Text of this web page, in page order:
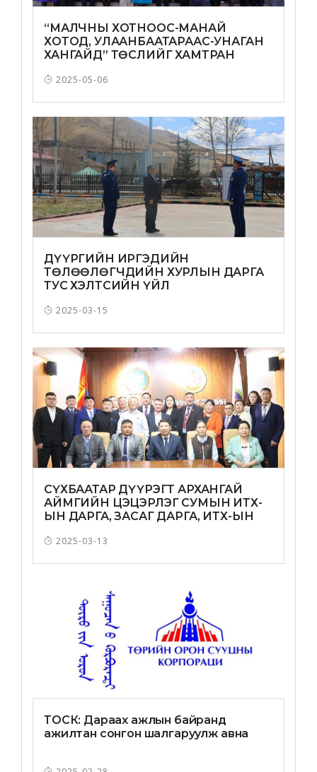
“МАЛЧНЫ ХОТНООС-МАНАЙ
ХОТОД, УЛААНБААТАРААС-УНАГАН
ХАНГАЙД” ТӨСЛИЙГ ХАМТРАН
2025-05-06
ДҮҮРГИЙН ИРГЭДИЙН
ТӨЛӨӨЛӨГЧДИЙН ХУРЛЫН ДАРГА
ТУС ХЭЛТСИЙН ҮЙЛ
2025-03-15
СҮХБААТАР ДҮҮРЭГТ АРХАНГАЙ
АЙМГИЙН ЦЭЦЭРЛЭГ СУМЫН ИТХ-
ЫН ДАРГА, ЗАСАГ ДАРГА, ИТХ-ЫН
2025-03-13
ТОСК: Дараах ажлын байранд
ажилтан сонгон шалгаруулж авна